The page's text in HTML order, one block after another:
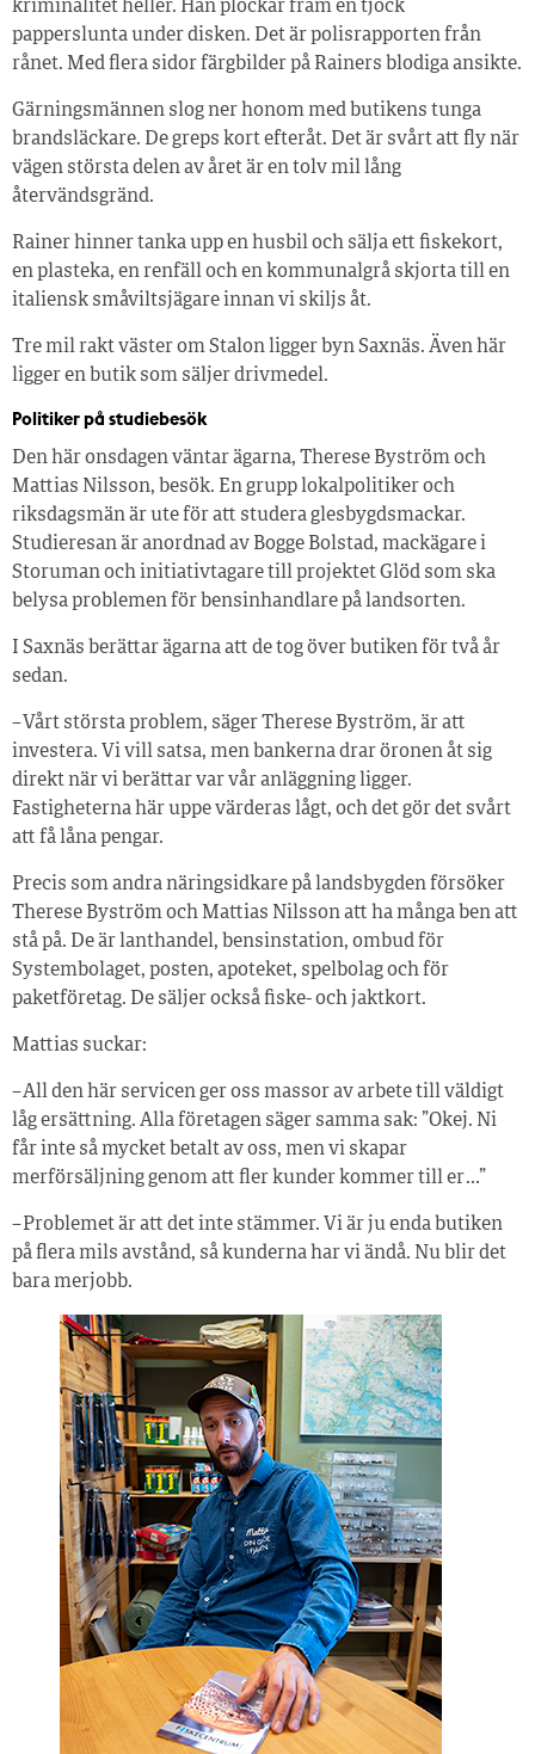
kriminalitet heller. Han plockar fram en tjock
papperslunta under disken. Det är polisrapporten från
rånet. Med flera sidor färgbilder på Rainers blodiga ansikte.
Gärningsmännen slog ner honom med butikens tunga
brandsläckare. De greps kort efteråt. Det är svårt att fly när
vägen största delen av året är en tolv mil lång
återvändsgränd.
Rainer hinner tanka upp en husbil och sälja ett fiskekort,
en plasteka, en renfäll och en kommunalgrå skjorta till en
italiensk småviltsjägare innan vi skiljs åt.
Tre mil rakt väster om Stalon ligger byn Saxnäs. Även här
ligger en butik som säljer drivmedel.
Politiker på studiebesök
Den här onsdagen väntar ägarna, Therese Byström och
Mattias Nilsson, besök. En grupp lokalpolitiker och
riksdagsmän är ute för att studera glesbygdsmackar.
Studieresan är anordnad av Bogge Bolstad, mackägare i
Storuman och initiativtagare till projektet Glöd som ska
belysa problemen för bensinhandlare på landsorten.
I Saxnäs berättar ägarna att de tog över butiken för två år
sedan.
– Vårt största problem, säger Therese Byström, är att
investera. Vi vill satsa, men bankerna drar öronen åt sig
direkt när vi berättar var vår anläggning ligger.
Fastigheterna här uppe värderas lågt, och det gör det svårt
att få låna pengar.
Precis som andra näringsidkare på landsbygden försöker
Therese Byström och Mattias Nilsson att ha många ben att
stå på. De är lanthandel, bensinstation, ombud för
Systembolaget, posten, apoteket, spelbolag och för
paketföretag. De säljer också fiske- och jaktkort.
Mattias suckar:
– All den här servicen ger oss massor av arbete till väldigt
låg ersättning. Alla företagen säger samma sak: ”Okej. Ni
får inte så mycket betalt av oss, men vi skapar
merförsäljning genom att fler kunder kommer till er …”
– Problemet är att det inte stämmer. Vi är ju enda butiken
på flera mils avstånd, så kunderna har vi ändå. Nu blir det
bara merjobb.